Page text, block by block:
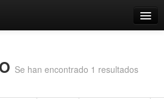
Se han encontrado 1 resultados